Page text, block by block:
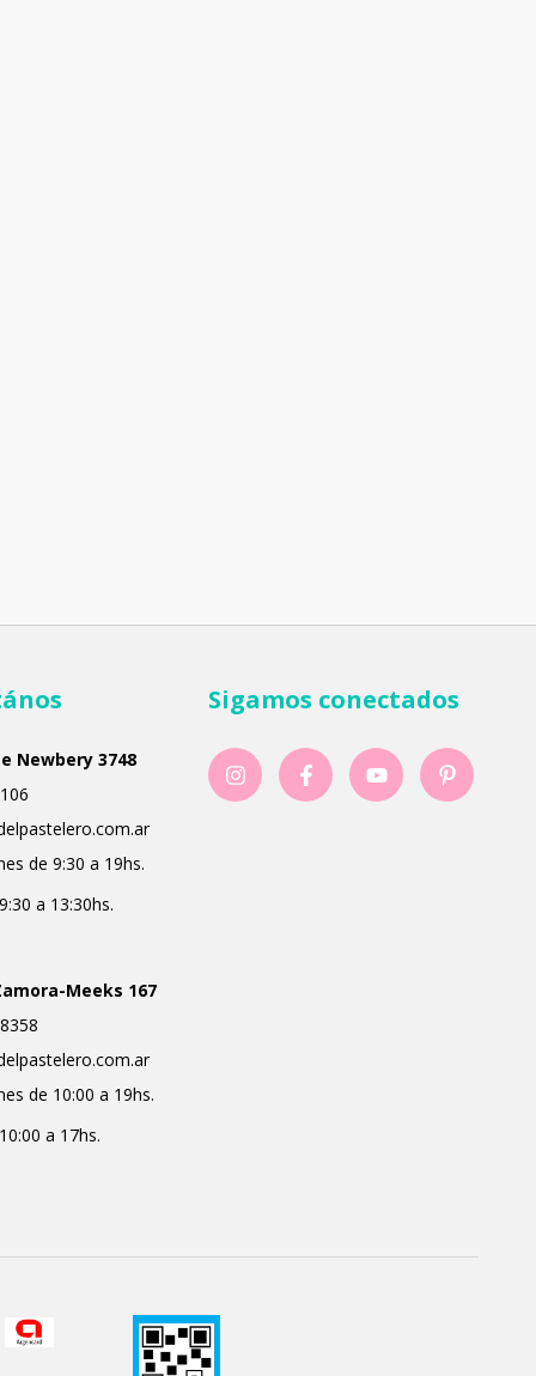
Newbery 3748
de 9:30 a 19hs.
a 13:30hs.
Meeks 167
de 10:00 a 19hs.
a 17hs.
Sigamos conectados